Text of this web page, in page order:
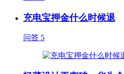
充电宝押金什么时候退
问答 5